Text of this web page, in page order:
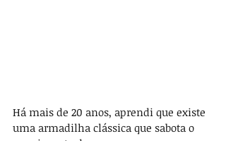
Há mais de 20 anos, aprendi que existe
uma armadilha clássica que sabota o